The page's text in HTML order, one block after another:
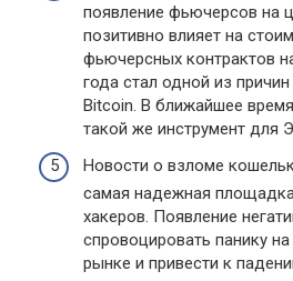
появление фьючерсов на
позитивно влияет на
фьючерсных контрактов
года стал одной из
Bitcoin. В ближайшее
такой же инструмент для
Новости о взломе
самая надежная
хакеров. Появление
спровоцировать панику
рынке и привести к